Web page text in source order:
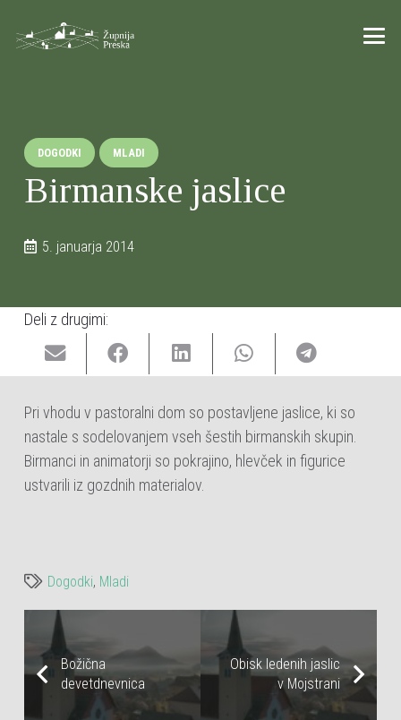
DOGODKI MLADI
Birmanske jaslice
5. januarja 2014
Deli z drugimi:
Pri vhodu v pastoralni dom so postavljene jaslice, ki so
nastale s sodelovanjem vseh šestih birmanskih skupin.
Birmanci in animatorji so pokrajino, hlevček in figurice
ustvarili iz gozdnih materialov.
Dogodki, Mladi
Božična
devetdnevnica
Obisk ledenih jaslic
v Mojstrani